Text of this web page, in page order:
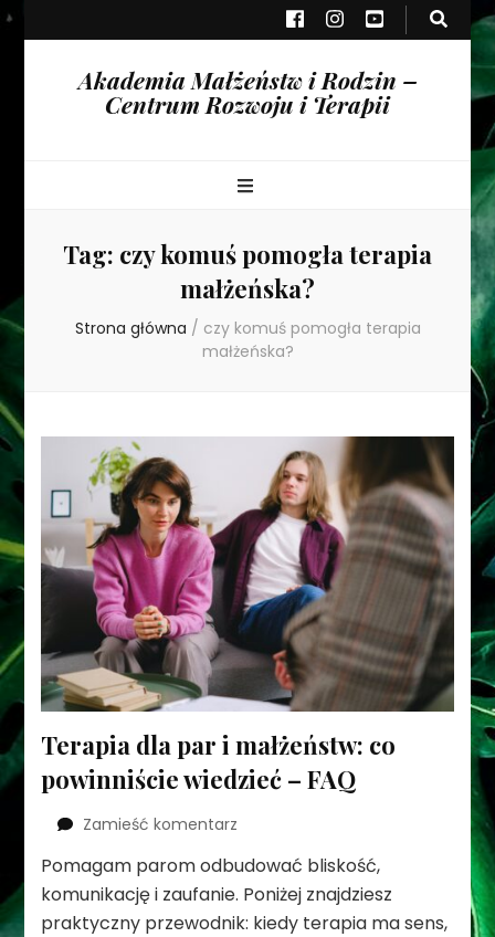
Akademia Małżeństw i Rodzin –
Centrum Rozwoju i Terapii
Tag: czy komuś pomogła terapia
małżeńska?
Strona główna / czy komuś pomogła terapia
małżeńska?
Terapia dla par i małżeństw: co
powinniście wiedzieć – FAQ
Zamieść komentarz
Terapia
dla
par
Pomagam parom odbudować bliskość,
komunikację i zaufanie. Poniżej znajdziesz
praktyczny przewodnik: kiedy terapia ma sens,